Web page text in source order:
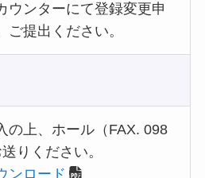
ウンターにて登録変更申
提出ください。
の上、ホール（FAX. 098
りください。
ンロード ウ